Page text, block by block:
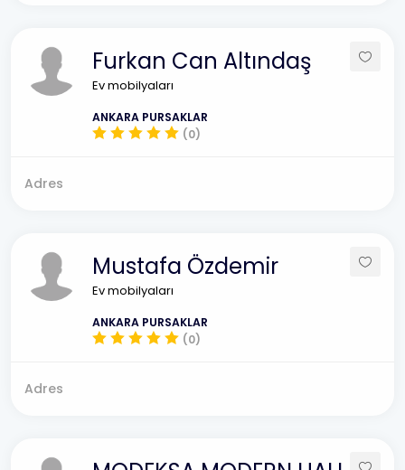
Furkan Can Altındaş
Ev mobilyaları
ANKARA PURSAKLAR
(0)
Adres
Mustafa Özdemir
Ev mobilyaları
ANKARA PURSAKLAR
(0)
Adres